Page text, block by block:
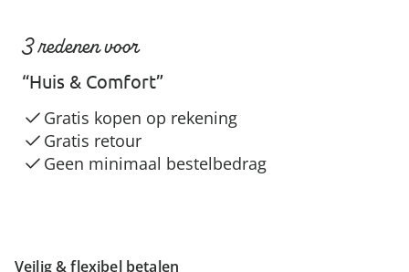
Veilig & flexibel betalen
3 redenen voor
“Huis & Comfort”
Gratis kopen op rekening
Gratis retour
Geen minimaal bestelbedrag